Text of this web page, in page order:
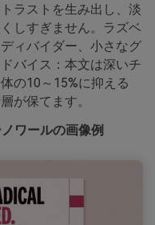
ラストを生み出し、淡
しすぎません。ラズベ
ィバイダー、小さなグ
バイス：本文は深いチ
の10～15%に抑える
が保てます。
ワールの画像例